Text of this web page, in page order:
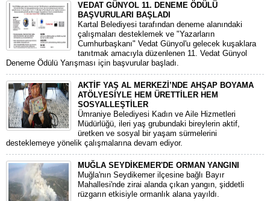
VEDAT GÜNYOL 11. DENEME ÖDÜLÜ
BAŞVURULARI BAŞLADI
Kartal Belediyesi tarafından deneme alanındaki
çalışmaları desteklemek ve "Yazarların
Cumhurbaşkanı" Vedat Günyol'u gelecek kuşaklara
tanıtmak amacıyla düzenlenen 11. Vedat Günyol
Deneme Ödülü Yarışması için başvurular başladı.
AKTİF YAŞ AL MERKEZİ’NDE AHŞAP BOYAMA
ATÖLYESİYLE HEM ÜRETTİLER HEM
SOSYALLEŞTİLER
Ümraniye Belediyesi Kadın ve Aile Hizmetleri
Müdürlüğü, ileri yaş grubundaki bireylerin aktif,
üretken ve sosyal bir yaşam sürmelerini
desteklemeye yönelik çalışmalarına devam ediyor.
MUĞLA SEYDİKEMER'DE ORMAN YANGINI
Muğla'nın Seydikemer ilçesine bağlı Bayır
Mahallesi'nde zirai alanda çıkan yangın, şiddetli
rüzgarın etkisiyle ormanlık alana yayıldı.